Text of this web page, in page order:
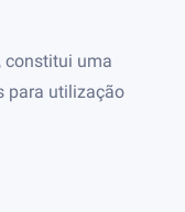
constitui uma
para utilização